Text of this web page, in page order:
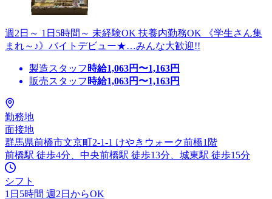
週2日～ 1日5時間～ 未経験OK 扶養内勤務OK 《学生さん集
まれ～♪》バイトデビュー★…みんな大歓迎!!
製造スタッフ 時給1,063円〜1,163円
販売スタッフ 時給1,063円〜1,163円
勤務地
面接地
群馬県前橋市文京町2-1-1 けやきウォーク前橋1階
前橋駅 徒歩4分、中央前橋駅 徒歩13分、城東駅 徒歩15分
シフト
1日5時間 週2日からOK